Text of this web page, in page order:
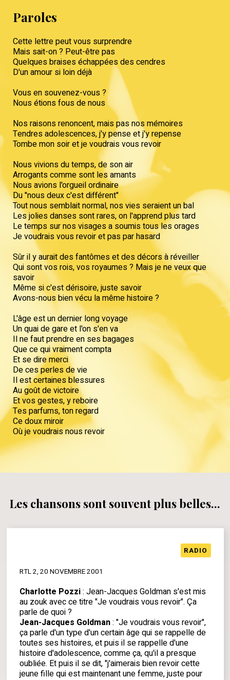
Paroles
Cette lettre peut vous surprendre
Mais sait-on ? Peut-être pas
Quelques braises échappées des cendres
D'un amour si loin déjà
Vous en souvenez-vous ?
Nous étions fous de nous
Nos raisons renoncent, mais pas nos mémoires
Tendres adolescences, j'y pense et j'y repense
Tombe mon soir et je voudrais vous revoir
Nous vivions du temps, de son air
Arrogants comme sont les amants
Nous avions l'orgueil ordinaire
Du "nous deux c'est différent"
Tout nous semblait normal, nos vies seraient un bal
Les jolies danses sont rares, on l'apprend plus tard
Le temps sur nos visages a soumis tous les orages
Je voudrais vous revoir et pas par hasard
Sûr il y aurait des fantômes et des décors à réveiller
Qui sont vos rois, vos royaumes ? Mais je ne veux que
savoir
Même si c'est dérisoire, juste savoir
Avons-nous bien vécu la même histoire ?
L'âge est un dernier long voyage
Un quai de gare et l'on s'en va
Il ne faut prendre en ses bagages
Que ce qui vraiment compta
Et se dire merci
De ces perles de vie
Il est certaines blessures
Au goût de victoire
Et vos gestes, y reboire
Tes parfums, ton regard
Ce doux miroir
Où je voudrais nous revoir
Les chansons sont souvent plus belles...
RADIO
RTL 2, 20 NOVEMBRE 2001
Charlotte Pozzi: Jean-Jacques Goldman s'est mis
au zouk avec ce titre "Je voudrais vous revoir". Ça
parle de quoi ?
Jean-Jacques Goldman: "Je voudrais vous revoir",
ça parle d'un type d'un certain âge qui se rappelle de
toutes ses histoires, et puis il se rappelle d'une
histoire d'adolescence, comme ça, qu'il a presque
oubliée. Et puis il se dit, "j'aimerais bien revoir cette
jeune fille qui est maintenant une femme, juste pour